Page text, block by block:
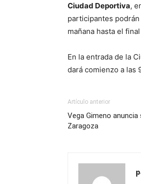
Ciudad Deportiva,
participantes
mañana hasta el
En la entrada de la
dará comienzo a las
Artículo anterior
Vega Gimeno
Zaragoza